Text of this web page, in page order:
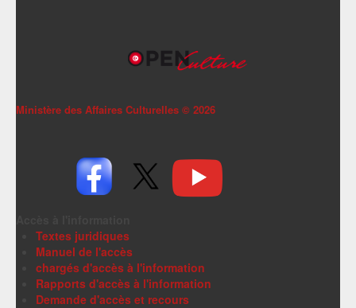
Ministère des Affaires Culturelles © 2026
Textes juridiques
Manuel de l'accès
chargés d'accès à l'information
Rapports d'accès à l'information
Demande d'accès et recours